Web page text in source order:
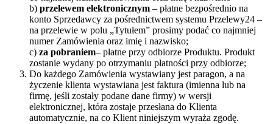
b) przelewem elektronicznym – płatne bezpośrednio na
konto Sprzedawcy za pośrednictwem systemu Przelewy24 –
na przelewie w polu „Tytułem” prosimy podać co najmniej
numer Zamówienia oraz imię i nazwisko;
c) za pobraniem– płatne przy odbiorze Produktu. Produkt
zostanie wydany po otrzymaniu płatności przy odbiorze;
Do każdego Zamówienia wystawiany jest paragon, a na
życzenie klienta wystawiana jest faktura (imienna lub na
firmę, jeśli zostały podane dane firmy) w wersji
elektronicznej, która zostaje przesłana do Klienta
automatycznie, na co Klient niniejszym wyraża zgodę.